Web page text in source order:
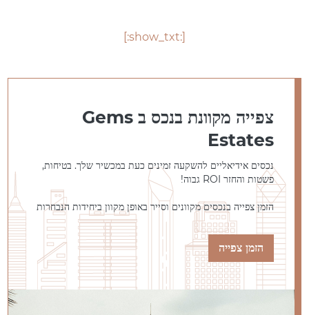
[:show_txt:]
צפייה מקוונת בנכס ב Gems
Estates
נכסים אידיאליים להשקעה זמינים כעת במכשיר שלך. בטיחות,
פשטות והחזר ROI גבוה!
הזמן צפייה בנכסים מקוונים וסייר באופן מקוון ביחידות הנבחרות
הזמן צפייה